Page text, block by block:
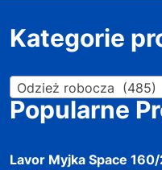
Kategorie
Odzież robocza (485)
Popularne
Lavor Myjka Space